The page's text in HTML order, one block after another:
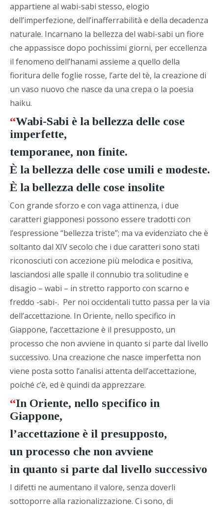
appartiene al wabi-sabi stesso, elogio
dell’imperfezione, dell’inafferrabilità e della decadenza
naturale. Incarnano la bellezza del wabi-sabi un fiore
che appassisce dopo pochissimi giorni, per eccellenza
il fenomeno dell’hanami assieme a quello della
fioritura delle foglie rosse, l’arte del tè, la creazione di
un vaso nuovo che nasce da una crepa o la poesia
haiku.
“Wabi-Sabi è la bellezza delle cose
imperfette,
temporanee, non finite.
È la bellezza delle cose umili e modeste.
È la bellezza delle cose insolite
Con grande sforzo e con vaga attinenza, i due
caratteri giapponesi possono essere tradotti con
l’espressione “bellezza triste”; ma va evidenziato che è
soltanto dal XIV secolo che i due caratteri sono stati
riconosciuti con accezione più melodica e positiva,
lasciandosi alle spalle il connubio tra solitudine e
disagio – wabi – in stretto rapporto con scarno e
freddo -sabi-. Per noi occidentali tutto passa per la via
dell’accettazione. In Oriente, nello specifico in
Giappone, l’accettazione è il presupposto, un
processo che non avviene in quanto si parte dal livello
successivo. Una creazione che nasce imperfetta non
viene posta sotto l’analisi attenta dell’accettazione,
poiché c’è, ed è quindi da apprezzare.
“In Oriente, nello specifico in
Giappone,
l’accettazione è il presupposto,
un processo che non avviene
in quanto si parte dal livello successivo
I difetti ne aumentano il valore, senza doverli
sottoporre alla razionalizzazione. Ci sono, di